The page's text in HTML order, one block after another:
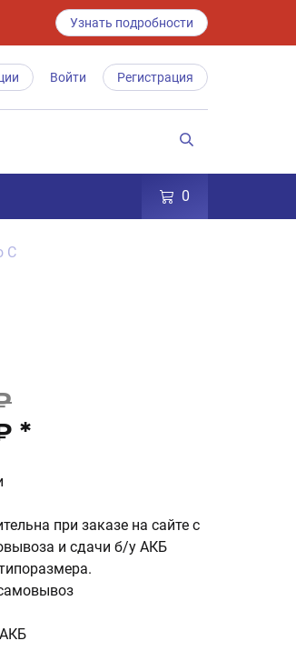
Узнать подробности
Войти Регистрация
0
C
*
при заказе на сайте с
и сдачи б/у АКБ